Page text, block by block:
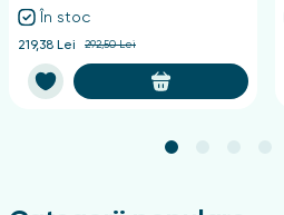
În stoc
219,38 Lei 292,50 Lei